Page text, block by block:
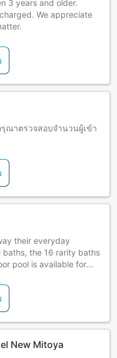
3 years and older.
We appreciate
รุณาตรวจสอบจำนวนผู้เข้า
their everyday
baths, the 16 rarity baths
pool is available for
New Mitoya